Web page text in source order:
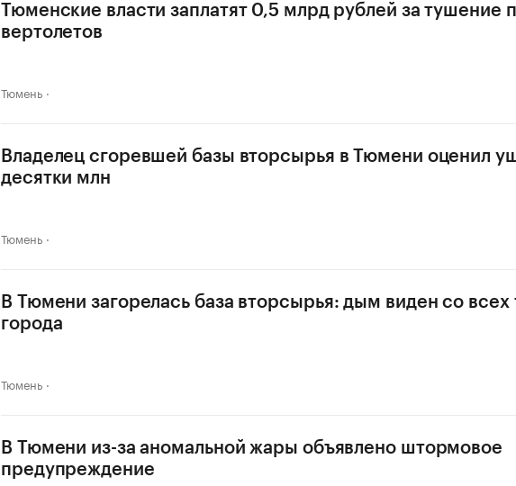
Тюменские власти заплатят 0,5 млрд рублей за тушение
вертолетов
Тюмень
Владелец сгоревшей базы вторсырья в Тюмени оценил
десятки млн
Тюмень
В Тюмени загорелась база вторсырья: дым виден со всех
города
Тюмень
В Тюмени из-за аномальной жары объявлено штормовое
предупреждение